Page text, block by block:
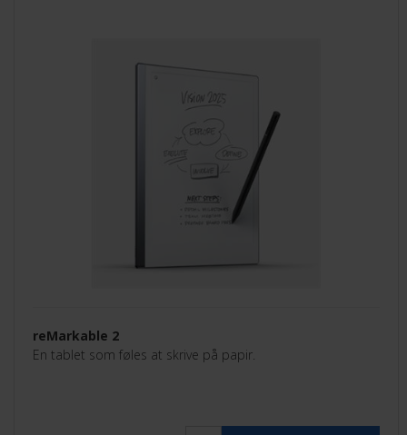
reMarkable 2
En tablet som føles at skrive på papir.